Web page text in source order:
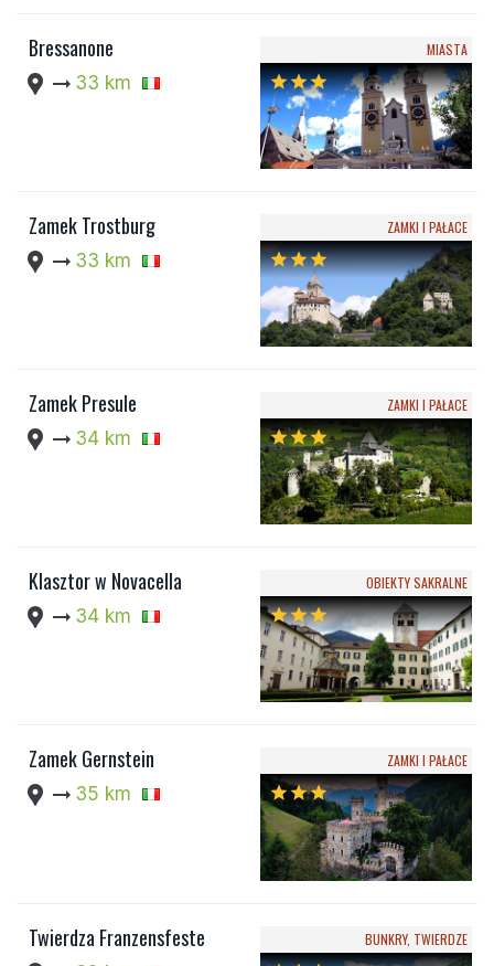
Bressanone
location_pin arrow_right_alt 33 km
MIASTA
starstarstar
Zamek Trostburg
location_pin arrow_right_alt 33 km
ZAMKI I PAŁACE
starstarstar
Zamek Presule
location_pin arrow_right_alt 34 km
ZAMKI I PAŁACE
starstarstar
Klasztor w Novacella
location_pin arrow_right_alt 34 km
OBIEKTY SAKRALNE
starstarstar
Zamek Gernstein
location_pin arrow_right_alt 35 km
ZAMKI I PAŁACE
star starstar
Twierdza Franzensfeste BUNKRY, TWIERDZE